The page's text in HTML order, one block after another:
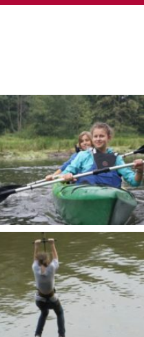
Grand Prix
MTB